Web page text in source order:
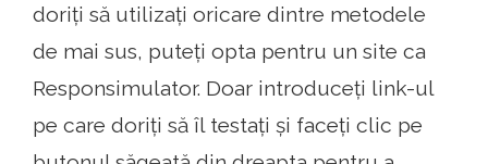
doriți să utilizați oricare dintre metodele
de mai sus, puteți opta pentru un site ca
Responsimulator. Doar introduceți link-ul
pe care doriți să îl testați și faceți clic pe